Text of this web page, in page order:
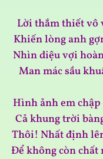
Lời thắm thiết vô
Khiến lòng anh
Nhìn diệu vợi
Man mác sầu
Hình ảnh em
Cả khung trời
Thôi! Nhất định
Để không còn